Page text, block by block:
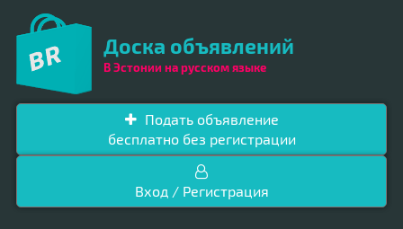
Доска объявлений
В Эстонии на русском языке
Подать объявление
бесплатно без регистрации
Вход / Регистрация